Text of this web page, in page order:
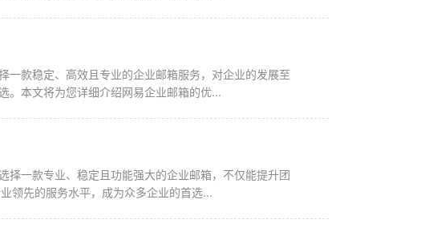
一款稳定、高效且专业的企业邮箱服务，对企业的发展至
。本文将为您详细介绍网易企业邮箱的优...
择一款专业、稳定且功能强大的企业邮箱，不仅能提升团
领先的服务水平，成为众多企业的首选...